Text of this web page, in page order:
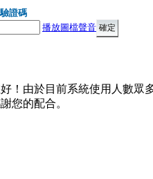
證碼
播放圖檔聲音
！由於目前系統使用人數眾
您的配合。